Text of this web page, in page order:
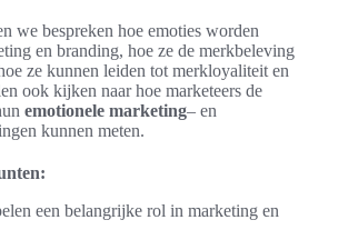
we bespreken hoe emoties worden
en branding, hoe ze de merkbeleving
ze kunnen leiden tot merkloyaliteit en
ook kijken naar hoe marketeers de
emotionele marketing– en
kunnen meten.
een belangrijke rol in marketing en